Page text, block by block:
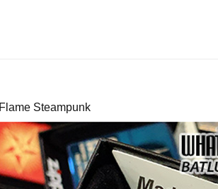
Steampunk